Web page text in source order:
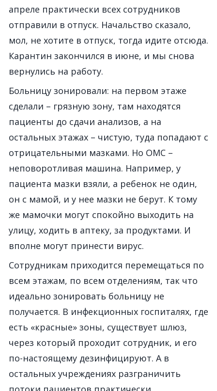
апреле практически всех сотрудников
отправили в отпуск. Начальство сказало,
мол, не хотите в отпуск, тогда идите отсюда.
Карантин закончился в июне, и мы снова
вернулись на работу.
Больницу зонировали: на первом этаже
сделали – грязную зону, там находятся
пациенты до сдачи анализов, а на
остальных этажах – чистую, туда попадают с
отрицательными мазками. Но ОМС –
неповоротливая машина. Например, у
пациента мазки взяли, а ребенок не один,
он с мамой, и у нее мазки не берут. К тому
же мамочки могут спокойно выходить на
улицу, ходить в аптеку, за продуктами. И
вполне могут принести вирус.
Сотрудникам приходится перемещаться по
всем этажам, по всем отделениям, так что
идеально зонировать больницу не
получается. В инфекционных госпиталях, где
есть «красные» зоны, существует шлюз,
через который проходит сотрудник, и его
по-настоящему дезинфицируют. А в
остальных учреждениях разграничить